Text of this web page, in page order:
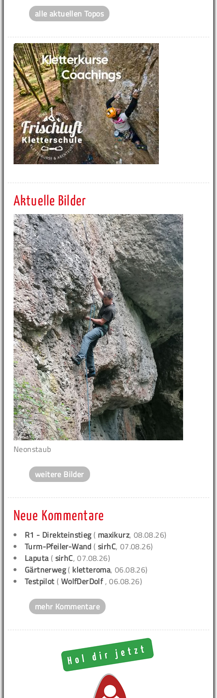
alle aktuellen Topos
Aktuelle Bilder
Neonstaub
weitere Bilder
Neue Kommentare
R1 - Direkteinstieg( maxikurz, 08.08.26)
Turm-Pfeiler-Wand (sirhC, 07.08.26)
Laputa( sirhC, 07.08.26)
Gärtnerweg( kletteroma, 06.08.26)
Testpilot ( WolfDerDolf , 06.08.26)
mehr Kommentare